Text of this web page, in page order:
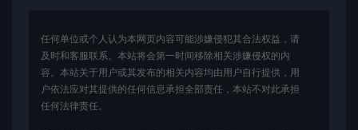
任何单位或个人认为本网页内容可能涉嫌侵犯其合法权益，请
及时和客服联系。本站将会第一时间移除相关涉嫌侵权的内
容。本站关于用户或其发布的相关内容均由用户自行提供，用
户依法应对其提供的任何信息承担全部责任，本站不对此承担
任何法律责任。